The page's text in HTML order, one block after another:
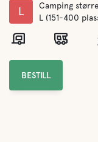
L
Camping
L (151-400
BESTILL